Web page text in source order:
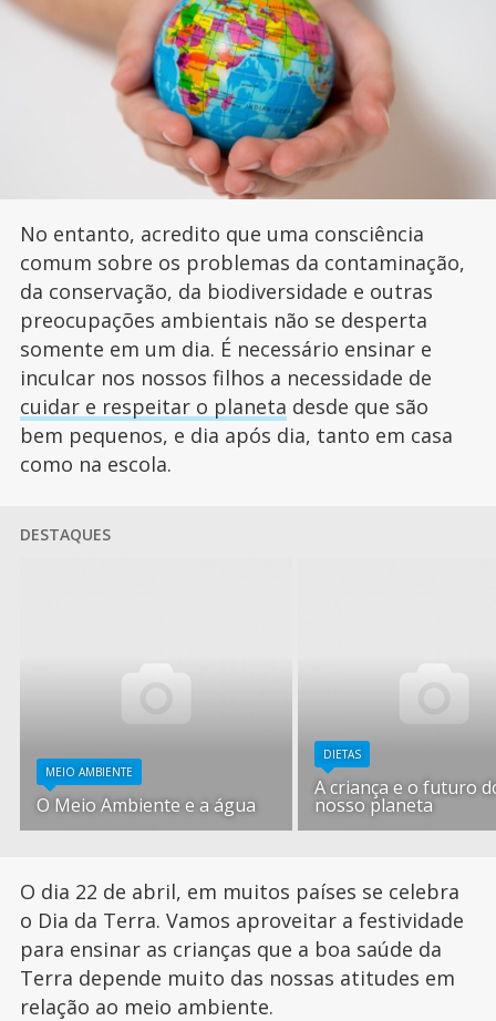
No entanto, acredito que uma consciência
comum sobre os problemas da contaminação,
da conservação, da biodiversidade e outras
preocupações ambientais não se desperta
somente em um dia. É necessário ensinar e
inculcar nos nossos filhos a necessidade de
cuidar e respeitar o planeta desde que são
bem pequenos, e dia após dia, tanto em casa
como na escola.
DESTAQUES
MEIO AMBIENTE
O Meio Ambiente e a água
DIETAS
A criança e o futuro
nosso planeta
O dia 22 de abril, em muitos países se celebra
o Dia da Terra. Vamos aproveitar a festividade
para ensinar as crianças que a boa saúde da
Terra depende muito das nossas atitudes em
relação ao meio ambiente.